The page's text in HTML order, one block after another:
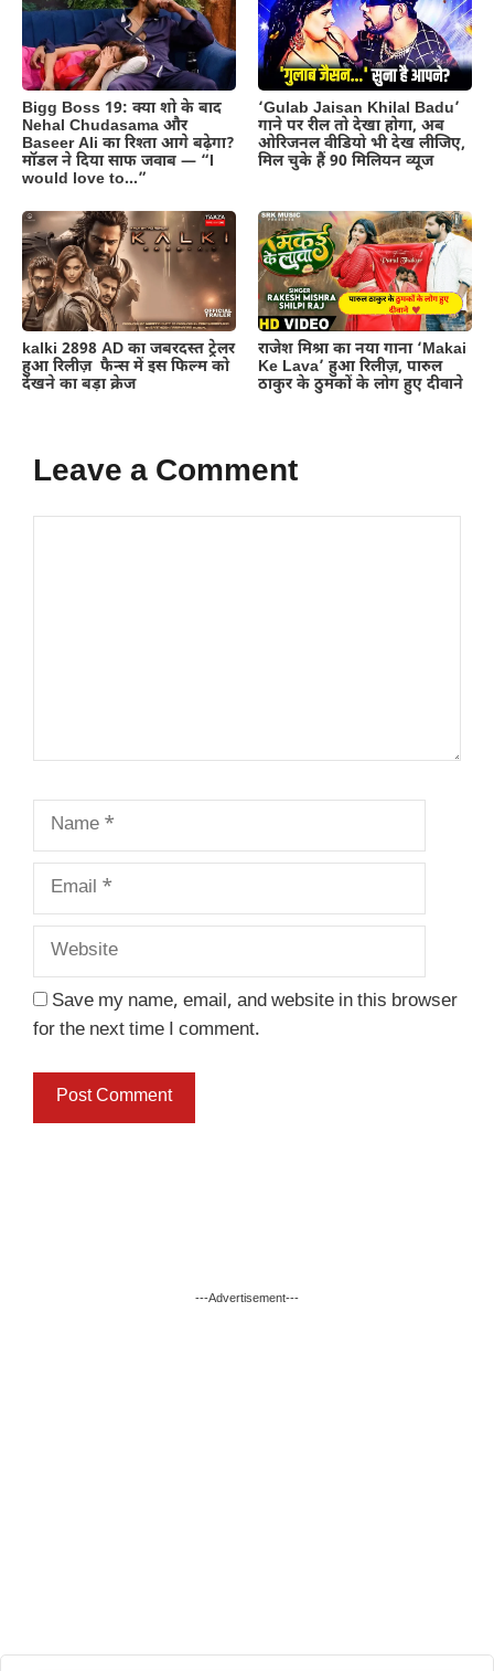
Bigg Boss 19: क्या शो के बाद
Nehal Chudasama और
Baseer Ali का रिश्ता आगे बढ़ेगा?
मॉडल ने दिया साफ जवाब — “I
would love to…”
‘Gulab Jaisan Khilal Badu’
गाने पर रील तो देखा होगा, अब
ओरिजनल वीडियो भी देख लीजिए,
मिल चुके हैं 90 मिलियन व्यूज
kalki 2898 AD का जबरदस्त ट्रेलर
हुआ रिलीज़ फैन्स में इस फिल्म को
देखने का बड़ा क्रेज
राजेश मिश्रा का नया गाना ‘Makai
Ke Lava’ हुआ रिलीज़, पारुल
ठाकुर के ठुमकों के लोग हुए दीवाने
Leave a Comment
Name
Save my name, email, and website in this browser
for the next time I comment.
---Advertisement---